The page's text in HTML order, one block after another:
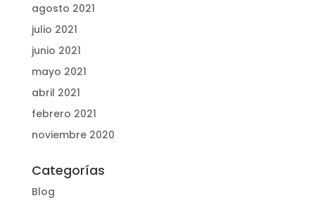
agosto 2021
julio 2021
junio 2021
mayo 2021
abril 2021
febrero 2021
noviembre 2020
Categorías
Blog